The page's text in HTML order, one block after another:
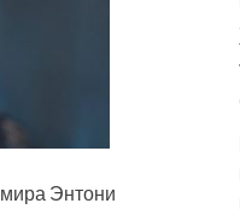
Энтони